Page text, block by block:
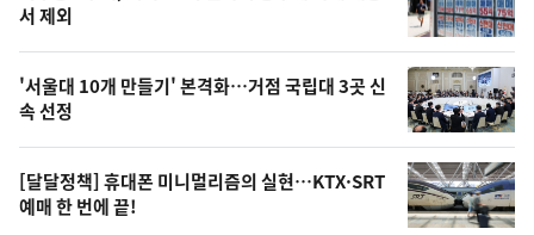
신,
오
늘
의
영
상
뉴
스
서 제외
'서울대 10개 만들기' 본격화…거점 국립대 3곳 신
속 선정
[달달정책] 휴대폰 미니멀리즘의 실현…KTX·SRT
예매 한 번에 끝!